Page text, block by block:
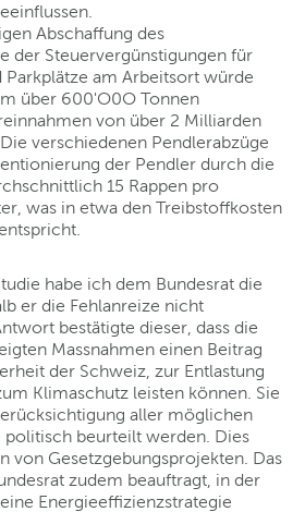
Abschaffung des
der Steuervergünstigungen für
Parkplätze am Arbeitsort würde
über 600'O0O Tonnen
von über 2 Milliarden
verschiedenen Pendlerabzüge
der Pendler durch die
15 Rappen pro
was in etwa den Treibstoffkosten
habe ich dem Bundesrat die
er die Fehlanreize nicht
bestätigte dieser, dass die
Massnahmen einen Beitrag
der Schweiz, zur Entlastung
Klimaschutz leisten können. Sie
aller möglichen
politisch beurteilt werden. Dies
von Gesetzgebungsprojekten. Das
zudem beauftragt, in der
Energieeffizienzstrategie